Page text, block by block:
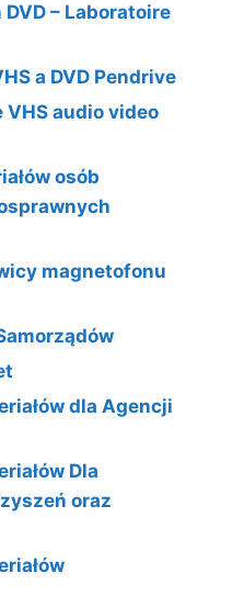
– Laboratoire
a DVD Pendrive
audio video
osób
magnetofonu
dla Agencji
Dla
oraz